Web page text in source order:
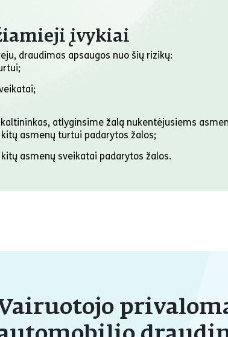
įvykiai
draudimas apsaugos nuo šių rizikų:
atlyginsime žalą nukentėjusiems
kitų asmenų turtui padarytos žalos;
kitų asmenų sveikatai padarytos žalos.